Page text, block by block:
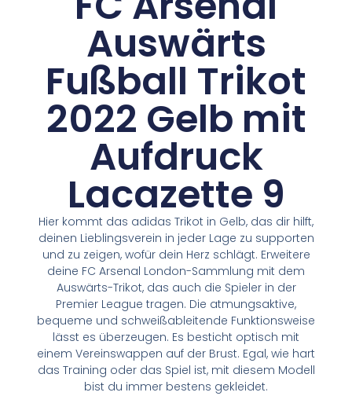
Auswärts
Fußball Trikot
2022 Gelb mit
Aufdruck
Lacazette 9
Hier kommt das adidas Trikot in Gelb, das dir hilft,
deinen Lieblingsverein in jeder Lage zu supporten
und zu zeigen, wofür dein Herz schlägt. Erweitere
deine FC Arsenal London-Sammlung mit dem
Auswärts-Trikot, das auch die Spieler in der
Premier League tragen. Die atmungsaktive,
bequeme und schweißableitende Funktionsweise
lässt es überzeugen. Es besticht optisch mit
einem Vereinswappen auf der Brust. Egal, wie hart
das Training oder das Spiel ist, mit diesem Modell
bist du immer bestens gekleidet.